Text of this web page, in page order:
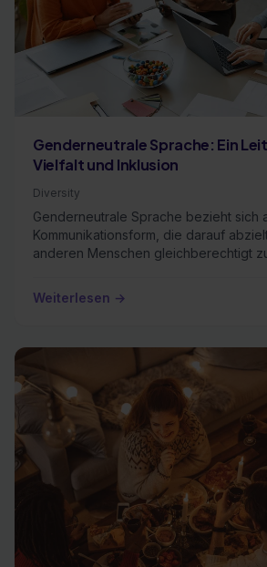
Genderneutrale Sprache: Ein
Vielfalt und Inklusion
Diversity
Genderneutrale Sprache bezieht sich
Kommunikationsform, die darauf
anderen Menschen gleichberechtigt
Weiterlesen →